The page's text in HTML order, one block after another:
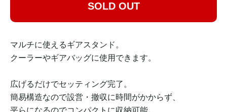
SOLD OUT
マルチに使えるギアスタンド。
クーラーやギアバッグに使用できます。
広げるだけでセッティング完了。
簡易構造なので設営・撤収に時間がかからず、
平らになるのでコンパクトに収納可能。